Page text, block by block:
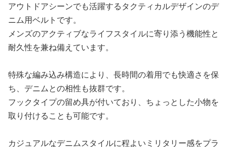
アウトドアシーンでも活躍するタクティカルデザインのデ
ニム用ベルトです。
メンズのアクティブなライフスタイルに寄り添う機能性と
耐久性を兼ね備えています。
特殊な編み込み構造により、長時間の着用でも快適さを保
ち、デニムとの相性も抜群です。
フックタイプの留め具が付いており、ちょっとした小物を
取り付けることも可能です。
カジュアルなデニムスタイルに程よいミリタリー感をプラ